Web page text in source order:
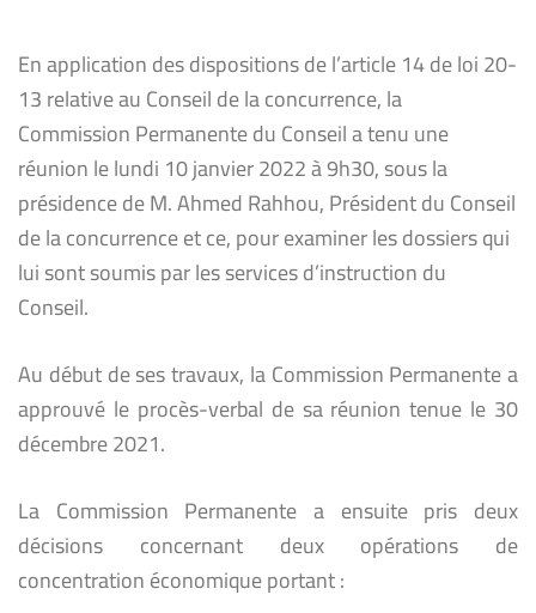
En application des dispositions de l’article 14 de loi 20-
13 relative au Conseil de la concurrence, la
Commission Permanente du Conseil a tenu une
réunion le lundi 10 janvier 2022 à 9h30, sous la
présidence de M. Ahmed Rahhou, Président du Conseil
de la concurrence et ce, pour examiner les dossiers qui
lui sont soumis par les services d’instruction du
Conseil.
Au début de ses travaux, la Commission Permanente a
approuvé le procès-verbal de sa réunion tenue le 30
décembre 2021.
La Commission Permanente a ensuite pris deux
décisions concernant deux opérations de
concentration économique portant :